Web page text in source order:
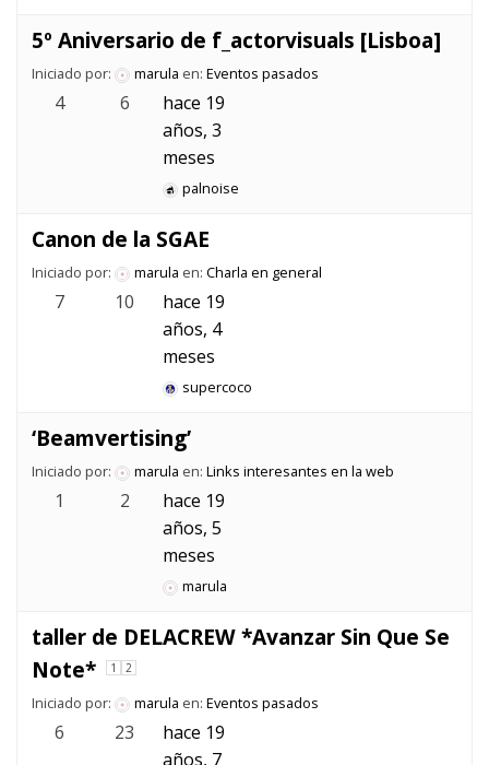
5º Aniversario de f_actorvisuals [Lisboa]
Iniciado por: marula en: Eventos pasados
4 6
hace 19
años, 3
meses
palnoise
Canon de la SGAE
Iniciado por: marula en: Charla en general
7 10
hace 19
años, 4
meses
supercoco
‘Beamvertising’
Iniciado por: marula en: Links interesantes en la web
1 2
hace 19
años, 5
meses
marula
taller de DELACREW *Avanzar Sin Que Se
Note*
1 2
Iniciado por: marula en: Eventos pasados
6 23
hace 19
años, 7